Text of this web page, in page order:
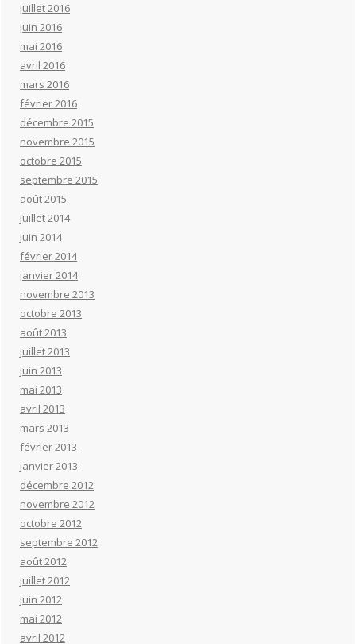
juillet 2016
juin 2016
mai 2016
avril 2016
mars 2016
février 2016
décembre 2015
novembre 2015
octobre 2015
septembre 2015
août 2015
juillet 2014
juin 2014
février 2014
janvier 2014
novembre 2013
octobre 2013
août 2013
juillet 2013
juin 2013
mai 2013
avril 2013
mars 2013
février 2013
janvier 2013
décembre 2012
novembre 2012
octobre 2012
septembre 2012
août 2012
juillet 2012
juin 2012
mai 2012
avril 2012